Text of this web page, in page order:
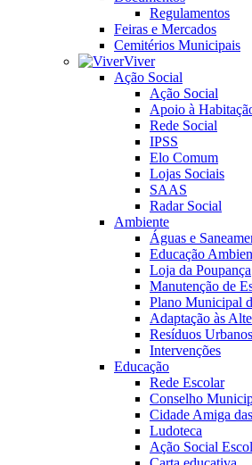
Regulamentos
Feiras e Mercados
Cemitérios Municipais
Viver
Ação Social
Ação Social
Apoio à
Rede Social
IPSS
Elo Comum
Lojas Sociais
SAAS
Radar Social
Ambiente
Águas e
Educação
Loja da Poupança
Manutenção de
Plano Municipal
Adaptação às
Resíduos Urbanos
Intervenções
Educação
Rede Escolar
Conselho
Cidade Amiga
Ludoteca
Ação Social